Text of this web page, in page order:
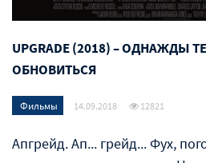
UPGRADE (2018) – ОДНАЖДЫ
ОБНОВИТЬСЯ
Фильмы 14.09.2018 12821
Апгрейд. Ап... грейд... Фух,